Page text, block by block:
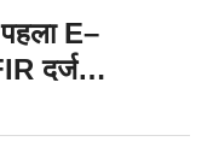
E–
दर्ज…